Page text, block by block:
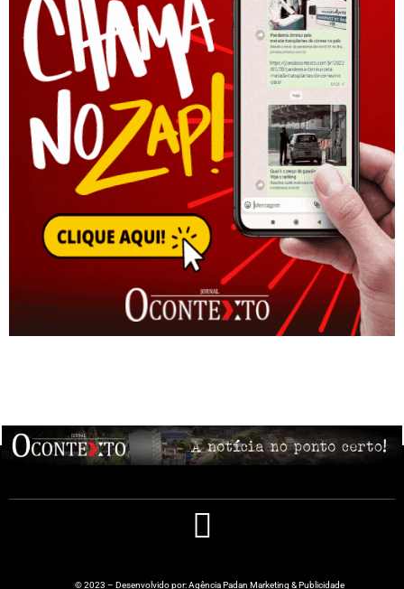
© 2023 – Desenvolvido por: Agência Padan Marketing & Publicidade